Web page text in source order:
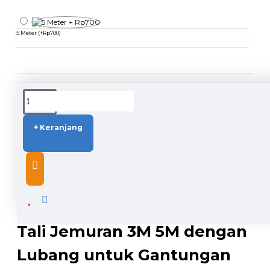
5 Meter (+Rp700)
+ Keranjang
DUKUNGAN PENGIRIMAN
DESCRIPTION
Tali Jemuran 3M 5M dengan
Lubang untuk Gantungan